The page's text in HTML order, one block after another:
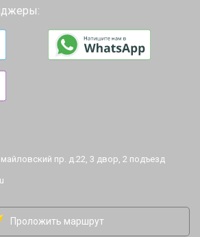
пр. д.22, 3 двор, 2 подъезд
Проложить маршрут